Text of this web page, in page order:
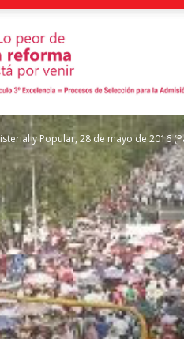
de
Social
y Popular, 28 de mayo de 2016